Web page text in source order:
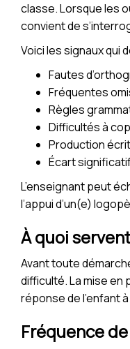
classe. Lorsque les
convient de
Voici les signaux qui
Fautes
Fréquentes
Règles
Difficultés à
Production
Écart
L’enseignant peut
l’appui d’un(e)
À quoi
Avant toute
difficulté. La mise en
réponse de l’enfant
Fréquence